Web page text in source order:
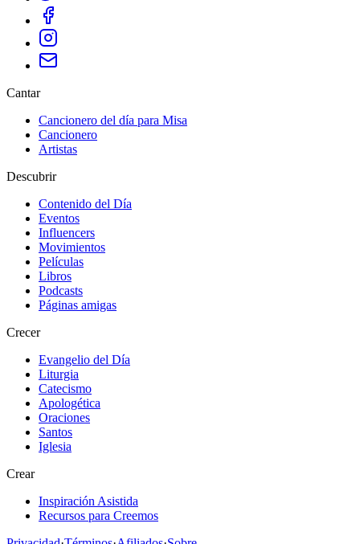
Cantar
Cancionero del día para Misa
Cancionero
Artistas
Descubrir
Contenido del Día
Eventos
Influencers
Movimientos
Películas
Libros
Podcasts
Páginas amigas
Crecer
Evangelio del Día
Liturgia
Catecismo
Apologética
Oraciones
Santos
Iglesia
Crear
Inspiración Asistida
Recursos para Creemos